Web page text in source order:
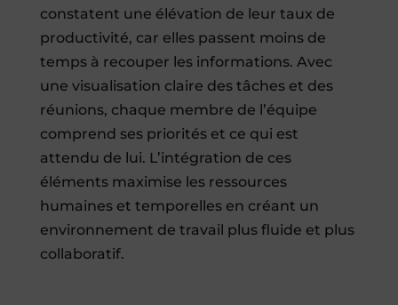
constatent une élévation de leur taux de
productivité, car elles passent moins de
temps à recouper les informations. Avec
une visualisation claire des tâches et des
réunions, chaque membre de l’équipe
comprend ses priorités et ce qui est
attendu de lui. L’intégration de ces
éléments maximise les ressources
humaines et temporelles en créant un
environnement de travail plus fluide et plus
collaboratif.